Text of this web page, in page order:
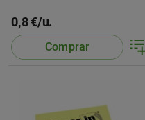
0,8 €/u.
Comprar